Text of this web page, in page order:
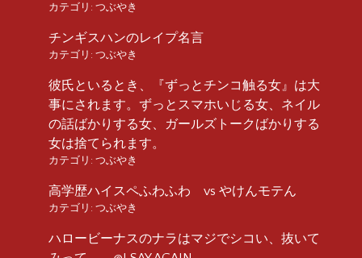
カテゴリ: つぶやき
チンギスハンのレイプ名言
カテゴリ: つぶやき
彼氏といるとき、『ずっとチンコ触る女』は大
事にされます。ずっとスマホいじる女、ネイル
の話ばかりする女、ガールズトークばかりする
女は捨てられます。
カテゴリ: つぶやき
高学歴ハイスペふわふわ vs やけんモテん
カテゴリ: つぶやき
ハロービーナスのナラはマジでシコい、抜いて